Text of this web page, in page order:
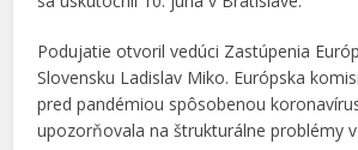
Podujatie otvoril vedúci Zastúpenia
Slovensku Ladislav Miko. Európska
pred pandémiou spôsobenou
upozorňovala na štrukturálne problémy